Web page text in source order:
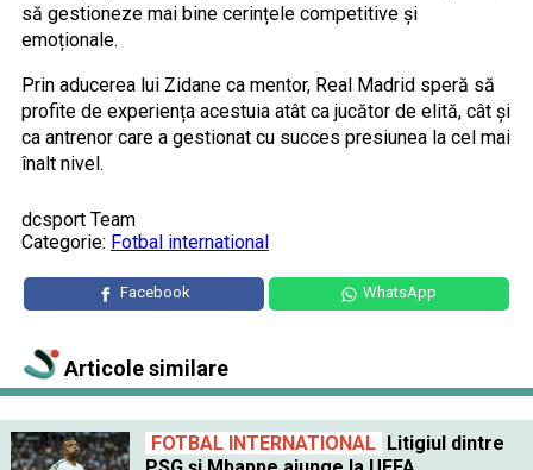
să gestioneze mai bine cerințele competitive și
emoționale.
Prin aducerea lui Zidane ca mentor, Real Madrid speră să
profite de experiența acestuia atât ca jucător de elită, cât și
ca antrenor care a gestionat cu succes presiunea la cel mai
înalt nivel.
dcsport Team
Categorie: Fotbal international
Facebook WhatsApp
Articole similare
FOTBAL INTERNATIONAL
Litigiul dintre